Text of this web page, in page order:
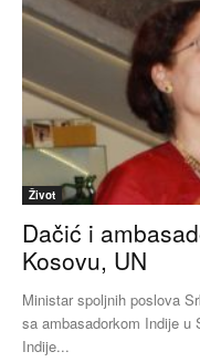
Život
Dačić i
Kosovu, UN
Ministar spoljnih poslova
sa ambasadorkom Indije u
Indije...